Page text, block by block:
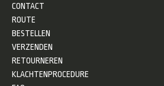
CONTACT
ROUTE
BESTELLEN
VERZENDEN
RETOURNEREN
KLACHTENPROCEDURE